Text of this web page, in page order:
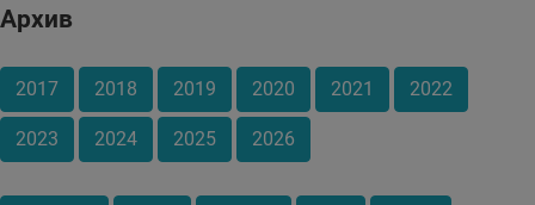
Архив
2017 2018 2019 2020 2021 2022
2023 2024 2025 2026